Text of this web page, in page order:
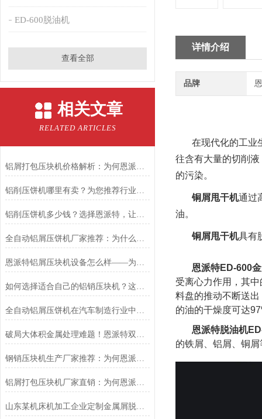
ED-600脱油机
查看全部
相关文章
RELATED ARTICLES
铝屑打包压块机价格解析：为何恩派特是您的高性价比选择？
铝削压饼机哪里有卖？为您推荐行业优选：恩派特压饼机
铝削压饼机多少钱？选择恩派特，让投资物超所值！
全自动铝屑压饼机厂家推荐：为什么恩派特成为行业信赖之选？
恩派特铝屑压块机设备怎么样——为什么越来越多的厂家选择这个品牌？
如何选择适合自己的铝销压块机？这篇选购指南给你讲透（附品牌推荐）
全自动铝屑压饼机在汽车制造行业中的应用：降本增效与绿色智造的闭环之选
破局大体积金属处理难题！恩派特双轴液压破碎机重磅上线，大扭矩+高产能!
钢销压块机生产厂家推荐：为何恩派特成为金属回收行业的优选品牌？
铝屑打包压块机厂家直销：为何恩派特品牌备受推崇
山东某机床机加工企业定制金属屑脱油机案例
详情介绍
品牌
在现代化的工业
往含有大量的切削
的污染。
铜屑甩干机通过
油。
铜屑甩干机具有
恩派特ED-600
受离心力作用，其
料盘的推动不断送
的油的干燥度可达
恩派特脱油机
的铁屑、铝屑、铜